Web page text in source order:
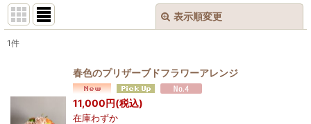
表示順変更
並び順:
1件
春色のプリザーブドフラワーアレンジ
11,000円(税込)
在庫わずか